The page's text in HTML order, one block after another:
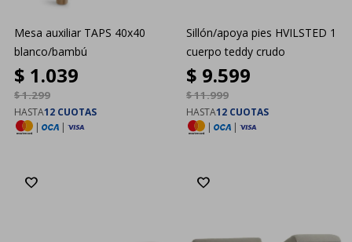
Mesa auxiliar TAPS 40x40
blanco/bambú
$ 1.039
$1.299
HASTA12 CUOTAS
|
|
Sillón/apoya pies HVILSTED 1
cuerpo teddy crudo
$ 9.599
$11.999
HASTA12 CUOTAS
|
|